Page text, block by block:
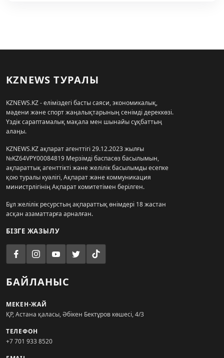
KZNEWS ТУРАЛЫ
KZNEWS.KZ - еліміздегі басты саяси, экономикалық,
мәдени және спорт жаңалықтарының сенімді дереккөзі.
Үздік сараптамалық мақала мен шынайы сұқбаттың
алаңы.
KZNEWS.KZ ақпарат агенттігі 29.12.2023 жылғы
№KZ64VPY00084819 Мерзімді баспасөз басылымын,
ақпараттық агенттікті және желілік басылымды есепке
қою туралы куәлігі, Ақпарат және коммуникация
министрлігінің Ақпарат комитетімен берілген.
Бұл желілік ресурстың ақпараттық өнімдері 18 жастан
асқан азаматтарға арналған.
БІЗГЕ ЖАЗЫЛУ
БАЙЛАНЫС
МЕКЕН-ЖАЙ
ҚР, Астана қаласы, Әбікен Бектұров көшесі, 4/3
ТЕЛЕФОН
+7 701 933 8520